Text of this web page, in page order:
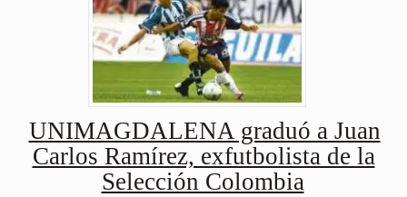
UNIMAGDALENA graduó a Juan
Carlos Ramírez, exfutbolista de la
Selección Colombia